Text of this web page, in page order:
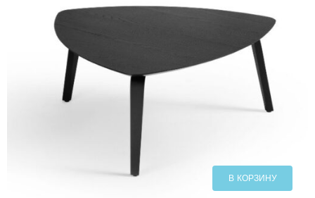
В КОРЗИНУ